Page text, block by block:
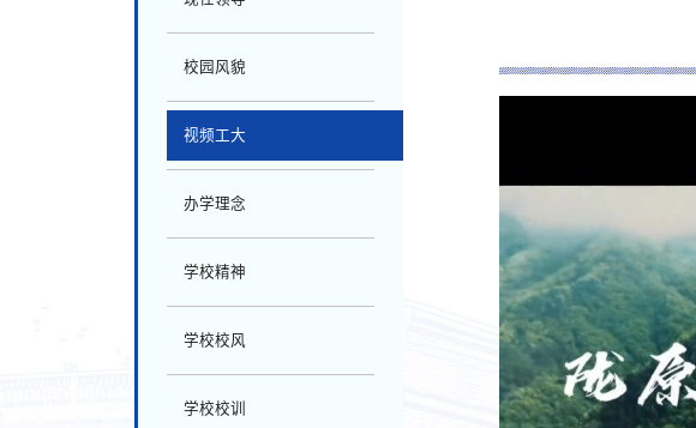
校园风貌
视频工大
办学理念
学校精神
学校校风
学校校训